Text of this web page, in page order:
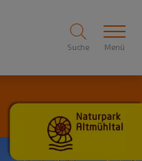
Suche Menü